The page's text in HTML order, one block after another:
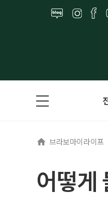
브라보마이라이프
어떻게